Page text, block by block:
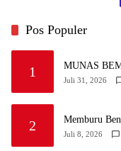
Pos Populer
1 MUNAS
Juli 31, 2026
2 Memburu
Juli 8, 2026